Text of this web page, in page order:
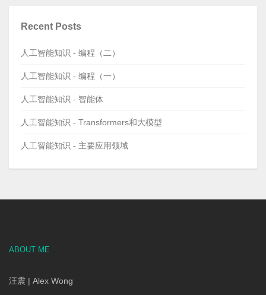
Recent Posts
人工智能知识 - 编程（二）
人工智能知识 - 编程（一）
人工智能知识 - 智能体
人工智能知识 - Transformers和大模型
人工智能知识 - 主要应用领域
ABOUT ME
汪震 | Alex Wong